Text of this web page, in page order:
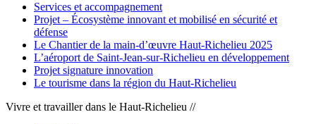
Services et accompagnement
Projet – Écosystème innovant et mobilisé en sécurité et
défense
Le Chantier de la main-d’œuvre Haut-Richelieu 2025
L’aéroport de Saint-Jean-sur-Richelieu en développement
Projet signature innovation
Le tourisme dans la région du Haut-Richelieu
Vivre et travailler dans le Haut-Richelieu //